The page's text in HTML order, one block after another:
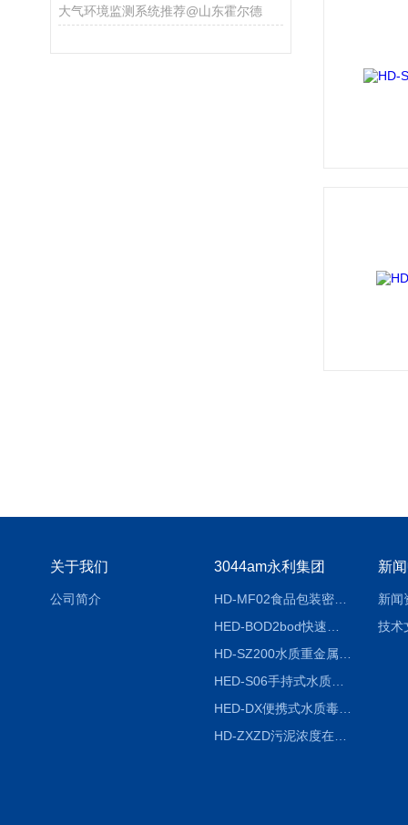
大气环境监测系统推荐@山东霍尔德
关于我们
公司简介
3044am永利集团
HD-MF02食品包装密封性检测仪
HED-S06手持式水质检测仪
HED-DX便携式水质毒性快速检测仪
HD-ZXZD污泥浓度在线监测仪
新
新闻
技术